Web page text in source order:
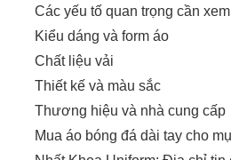
Các yếu tố quan trọng cần
Kiểu dáng và form áo
Chất liệu vải
Thiết kế và màu sắc
Thương hiệu và nhà cung cấp
Mua áo bóng đá dài tay cho